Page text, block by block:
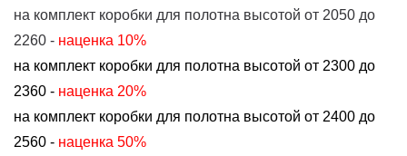
на комплект коробки для полотна высотой от 2050 до
2260 - наценка 10%
на комплект коробки для полотна высотой от 2300 до
2360 - наценка 20%
на комплект коробки для полотна высотой от 2400 до
2560 - наценка 50%